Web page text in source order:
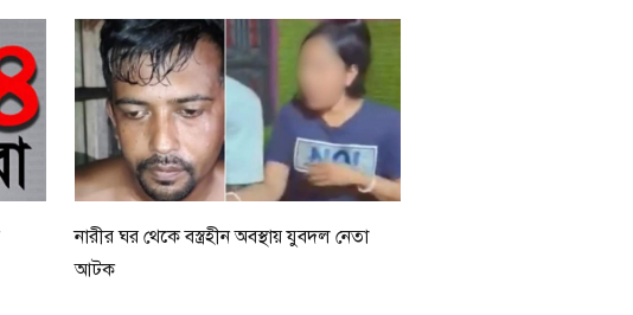
নারীর ঘর থেকে বস্ত্রহীন অবস্থায় যুবদল নেতা
আটক